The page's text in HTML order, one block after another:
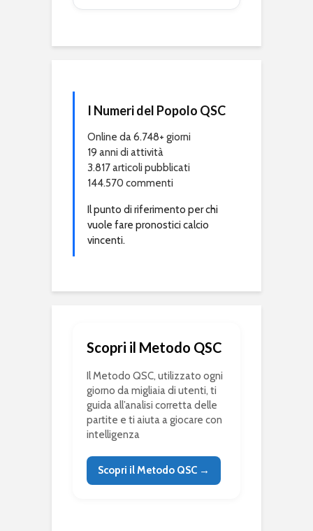
I Numeri del Popolo QSC
Online da 6.748+ giorni
19 anni di attività
3.817 articoli pubblicati
144.570 commenti
Il punto di riferimento per chi
vuole fare pronostici calcio
vincenti.
Scopri il Metodo QSC
Il Metodo QSC, utilizzato ogni
giorno da migliaia di utenti, ti
guida all’analisi corretta delle
partite e ti aiuta a giocare con
intelligenza
Scopri il Metodo QSC →